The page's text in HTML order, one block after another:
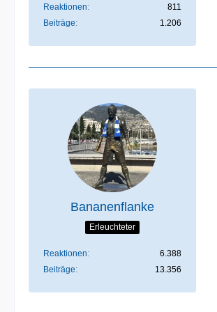
Reaktionen
811
Beiträge
1.206
Bananenflanke
Erleuchteter
Reaktionen
6.388
Beiträge
13.356